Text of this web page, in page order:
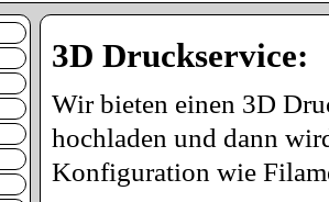
3D Druckservice:
Wir bieten einen 3D
hochladen und dann
Konfiguration wie